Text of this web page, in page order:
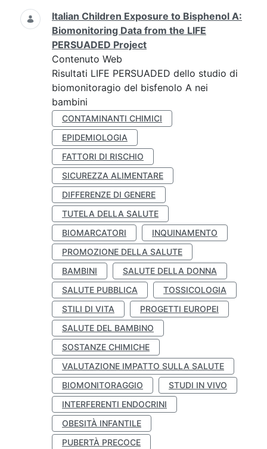
Ricerca
Italian Children Exposure to Bisphenol A:
Biomonitoring Data from the LIFE
PERSUADED Project
Contenuto Web
Risultati LIFE PERSUADED dello studio di
biomonitoragio del bisfenolo A nei
bambini
CONTAMINANTI CHIMICI
EPIDEMIOLOGIA
FATTORI DI RISCHIO
SICUREZZA ALIMENTARE
DIFFERENZE DI GENERE
TUTELA DELLA SALUTE
BIOMARCATORI
INQUINAMENTO
PROMOZIONE DELLA SALUTE
BAMBINI
SALUTE DELLA DONNA
SALUTE PUBBLICA
TOSSICOLOGIA
STILI DI VITA
PROGETTI EUROPEI
SALUTE DEL BAMBINO
SOSTANZE CHIMICHE
VALUTAZIONE IMPATTO SULLA SALUTE
BIOMONITORAGGIO
STUDI IN VIVO
INTERFERENTI ENDOCRINI
OBESITÀ INFANTILE
PUBERTÀ PRECOCE